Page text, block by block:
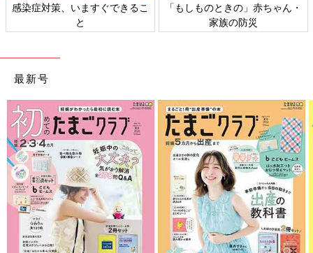
感染症対策、いますぐできるこ
と
「もしものときの」赤ちゃん・
家族の防災
最新号